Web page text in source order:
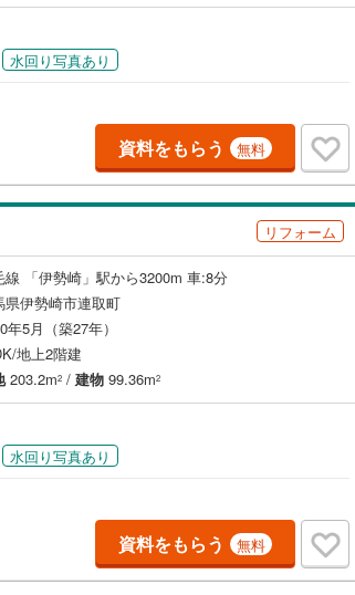
水回り写真あり
資料をもらう 無料
リフォーム
線 「伊勢崎」駅から3200m 車:8分
県伊勢崎市連取町
年5月（築27年）
地上2階建
203.2m2 / 建物 99.36m2
水回り写真あり
資料をもらう 無料
唐津線
日豊本線(0
吉都線(0)
上越新幹線(0)
北陸新幹線
北陸新幹線（JR西日本）
札幌市営地下鉄東西線
東京メトロ丸ノ内方南支線( 0)
東京メトロ千代田線(0)